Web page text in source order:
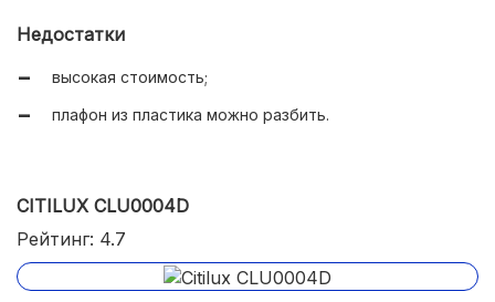
Недостатки
высокая стоимость;
плафон из пластика можно разбить.
CITILUX CLU0004D
Рейтинг: 4.7